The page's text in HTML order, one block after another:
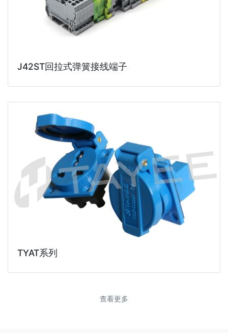
J42ST回拉式弹簧接线端子
TYAT系列
查看更多